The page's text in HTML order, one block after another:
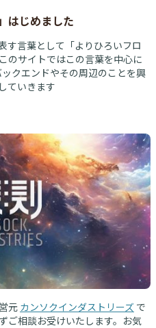
はじめました
す言葉として「よりひろいフロ
のサイトではこの言葉を中心に
クエンドやその周辺のことを興
ていきます
元 カンソクインダストリーズ で
ご相談お受けいたします。お気